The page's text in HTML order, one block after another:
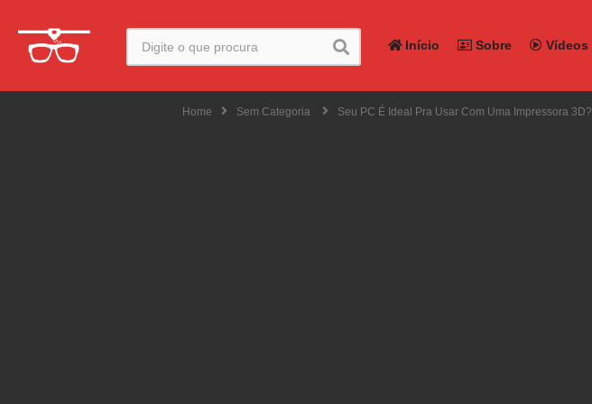
Início Sobre Vídeos
Home Sem Categoria Seu PC É Ideal Pra Usar Com Uma Impressora 3D?